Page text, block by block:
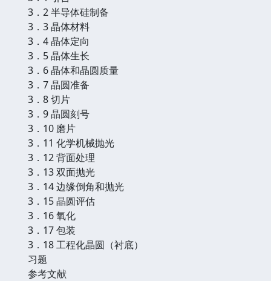
3．2 半导体硅制备
3．3 晶体材料
3．4 晶体定向
3．5 晶体生长
3．6 晶体和晶圆质量
3．7 晶圆准备
3．8 切片
3．9 晶圆刻号
3．10 磨片
3．11 化学机械抛光
3．12 背面处理
3．13 双面抛光
3．14 边缘倒角和抛光
3．15 晶圆评估
3．16 氧化
3．17 包装
3．18 工程化晶圆（衬底）
习题
参考文献